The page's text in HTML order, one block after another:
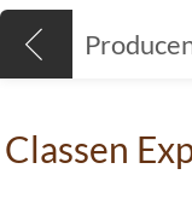
Classen